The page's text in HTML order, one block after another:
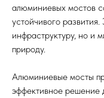
алюминиевых мостов
устойчивого
инфраструктуру, но и
природу.
Алюминиевые мосты
эффективное решение